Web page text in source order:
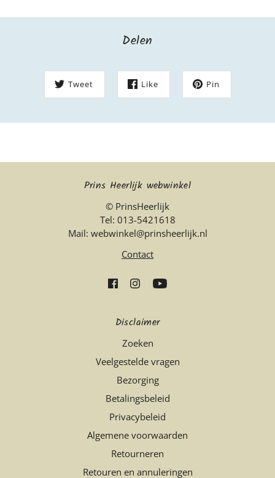
Delen
Tweet Like Pin
Prins Heerlijk webwinkel
© PrinsHeerlijk
Tel: 013-5421618
Mail: webwinkel@prinsheerlijk.nl
Contact
Disclaimer
Zoeken
Veelgestelde vragen
Bezorging
Betalingsbeleid
Privacybeleid
Algemene voorwaarden
Retourneren
Retouren en annuleringen